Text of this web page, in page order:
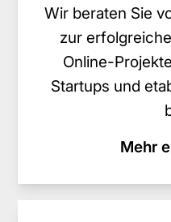
Wir beraten Sie
zur
Online-
Startups und
Mehr